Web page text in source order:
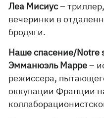
Леа Мисиус–
вечеринки в
бродяги.
Наше спасение/Notre
Эмманюэль Марре–
режиссера,
оккупации Франции